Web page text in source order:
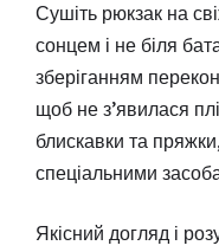
Сушіть рюкзак на
сонцем і не біля
зберіганням
щоб не з’явилася
блискавки та
спеціальними
Якісний догляд і